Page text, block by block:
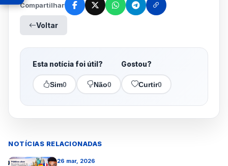
Compartilhar
Voltar
Esta notícia foi útil?
Sim0 Não0
Gostou?
Curtir0
NOTÍCIAS RELACIONADAS
26 mar, 2026